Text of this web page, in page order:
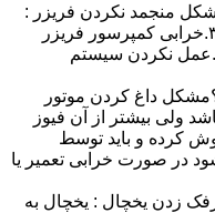
منجمد نکردن فریزر :
۱.ترموستات ۲.نشت گاز فریزر ۳.خرابی کمپرسور فریزر
۴.لاستیک درب فریزر ۵.خرابی ۶.عمل نکردن سیستم
؟مشکل داغ کردن موتور
می باشد ولی بیشتر از آن فیوز
کرده و باید توسط
در صورت خرابی تعمیر یا
زدن یخچال : یخچال به